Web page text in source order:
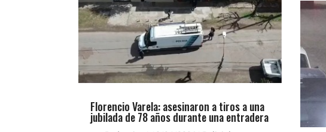
Florencio Varela: asesinaron a tiros a una
jubilada de 78 años durante una entradera